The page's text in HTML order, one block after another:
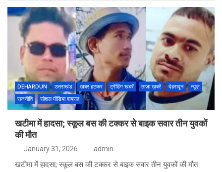
ce
b
o
o
k
at
s
A
p
p
tt
er
ar
e
DEHARDUN उत्तराखंड खबर हटकर ट्रेंडिंग खबरें ताज़ा ख़बरें देहरादून
न्यूज़
राजनीति
सोशल मीडिया वायरल
खटीमा में हादसा; स्कूल बस की टक्कर से बाइक सवार तीन युवकों
की मौत
January 31, 2026 admin
खटीमा में हादसा; स्कूल बस की टक्कर से बाइक सवार तीन युवकों की मौत